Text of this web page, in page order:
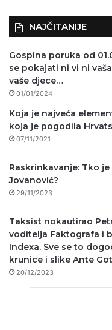
NAJČITANIJE
Gospina poruka od
se pokajati ni vi ni
vaše djece…
01/01/2024
Koja je najveća
koja je pogodila
07/11/2021
Raskrinkavanje: Tko
Jovanović?
29/11/2023
Taksist nokautirao
voditelja Faktografa i
Indexa. Sve se to
krunice i slike Ante
20/12/2023